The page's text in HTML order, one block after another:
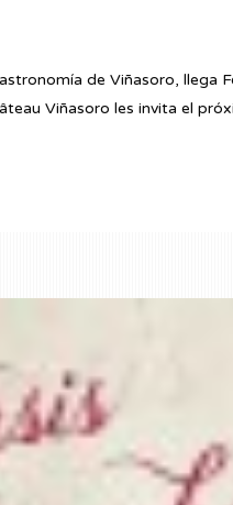
de Viñasoro, llega
Viñasoro les invita el